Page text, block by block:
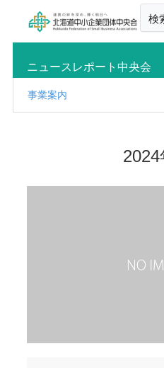
検
ニュースレポート中央会
事業案内